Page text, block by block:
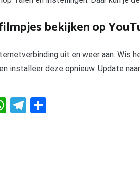
bekijken op
uit en weer aan. Wis
installeer deze opnieuw. Update
WhatsApp
Telegram